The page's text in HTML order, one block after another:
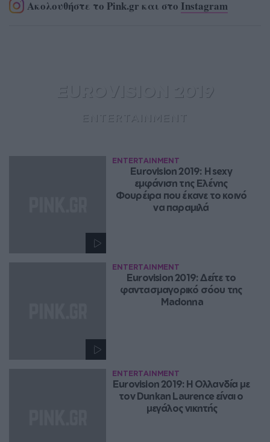
Ακολουθήστε το Pink.gr και στο Instagram
EUROVISION 2019
ENTERTAINMENT
ENTERTAINMENT
Eurovision 2019: Η sexy
εμφάνιση της Ελένης
Φουρέιρα που έκανε το κοινό
να παραμιλά
ENTERTAINMENT
Eurovision 2019: Δείτε το
φαντασμαγορικό σόου της
Madonna
ENTERTAINMENT
Eurovision 2019: Η Ολλανδία με
τον Dunkan Laurence είναι ο
μεγάλος νικητής